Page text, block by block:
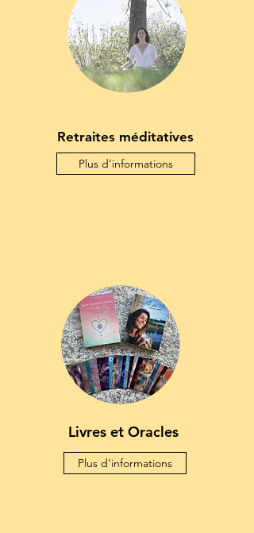
Retraites méditatives
Plus d'informations
Livres et Oracles
Plus d'informations